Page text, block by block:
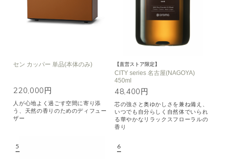
セン カッパー 単品(本体のみ)
220,000円
人が心地よく過ごす空間に寄り添
う、天然の香りのためのディフュー
ザー
【直営ストア限定】
CITY series 名古屋(NAGOYA)
450ml
48,400円
芯の強さと奥ゆかしさを兼ね備え、
いつでも自分らしく自然体でいられ
る華やかなリラックスフローラルの
香り